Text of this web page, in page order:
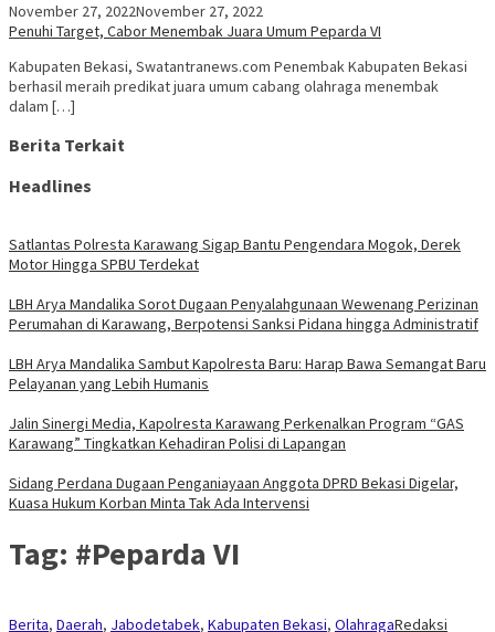
November 27, 2022November 27, 2022
Penuhi Target, Cabor Menembak Juara Umum Peparda VI
Kabupaten Bekasi, Swatantranews.com Penembak Kabupaten Bekasi
berhasil meraih predikat juara umum cabang olahraga menembak
dalam […]
Berita Terkait
Headlines
Satlantas Polresta Karawang Sigap Bantu Pengendara Mogok, Derek
Motor Hingga SPBU Terdekat
LBH Arya Mandalika Sorot Dugaan Penyalahgunaan Wewenang Perizinan
Perumahan di Karawang, Berpotensi Sanksi Pidana hingga Administratif
LBH Arya Mandalika Sambut Kapolresta Baru: Harap Bawa Semangat Baru
Pelayanan yang Lebih Humanis
Jalin Sinergi Media, Kapolresta Karawang Perkenalkan Program “GAS
Karawang” Tingkatkan Kehadiran Polisi di Lapangan
Sidang Perdana Dugaan Penganiayaan Anggota DPRD Bekasi Digelar,
Kuasa Hukum Korban Minta Tak Ada Intervensi
Tag: #Peparda VI
Berita, Daerah, Jabodetabek, Kabupaten Bekasi, OlahragaRedaksi